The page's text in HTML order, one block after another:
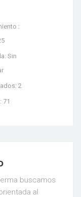
:
Sin
2
71
buscamos
al